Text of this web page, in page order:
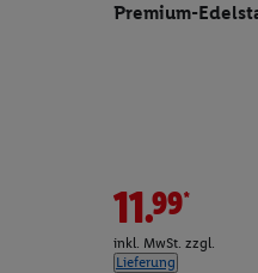
Premium-
11.99*
inkl. MwSt. zzgl.
Lieferung